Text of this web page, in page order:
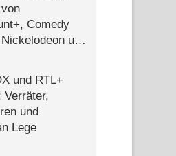
Comedy
und
und RTL+
Verräter,
und
Lege